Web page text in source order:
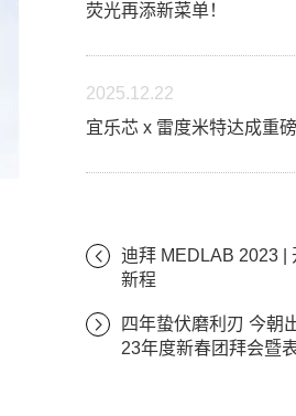
荧光再添新菜单！
2025.12.22
宜乐芯 x 雷度米特达成重
迪拜 MEDLAB 2023 |
新程
四年蛰伏磨利刃 今朝
23年度新春团拜会暨